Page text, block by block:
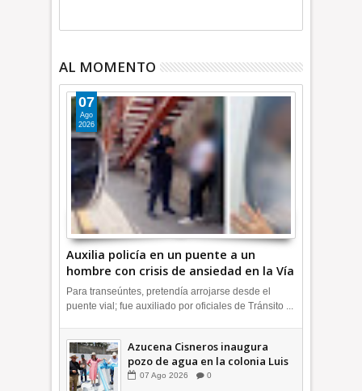
AL MOMENTO
Auxilia policía en un puente a un
hombre con crisis de ansiedad en la Vía
Morelos | INFORMATIVA
07
Ago
2026
Para transeúntes, pretendía arrojarse desde el
puente vial; fue auxiliado por oficiales de Tránsito ...
Azucena Cisneros inaugura
pozo de agua en la colonia Luis
Donaldo Colosio +Video |
07 Ago 2026 0